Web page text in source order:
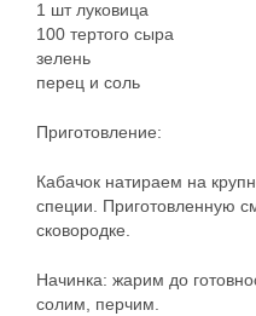
1 шт луковица
100 тертого сыра
зелень
перец и соль
Приготовление:
Кабачок натираем на
специи. Приготовленную
сковородке.
Начинка: жарим до
солим, перчим.